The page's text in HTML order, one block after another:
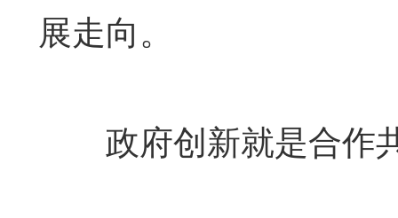
展走向。
政府创新就是合作